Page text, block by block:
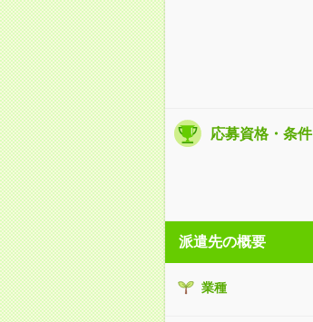
応募資格・条件
派遣先の概要
業種